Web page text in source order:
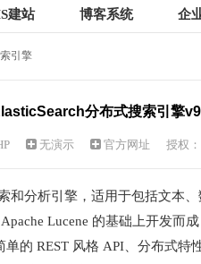
建站 博客系统 企
引擎
分布式搜索引擎
无演示 官方网址 授权
和分析引擎，适用于包括文本
Lucene 的基础上开发而成
的 REST 风格 API、分布式特